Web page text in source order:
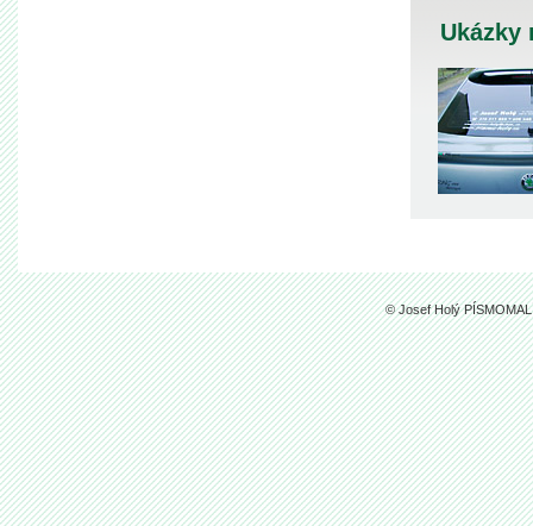
Ukázky
© Josef Holý